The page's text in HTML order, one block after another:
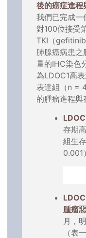
後的癌症進程
我們已完成一
對100位接受
TKI（
肺腺癌病患之
量的IHC染色
為LDOC1高
表達組（n =
的腫瘤進程與
存期
組生
0.001
腫瘤
月，
（表一